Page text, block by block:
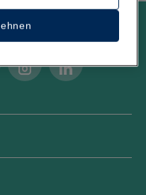
inspirieren!
InstagramLinkedin